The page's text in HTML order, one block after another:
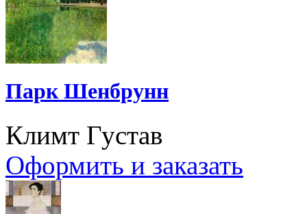
Парк Шенбрунн
Климт Густав
Оформить и заказать